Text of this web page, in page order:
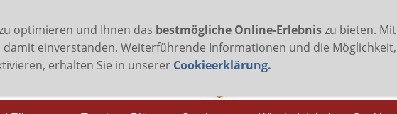
optimieren und Ihnen das bestmögliche Online-Erlebniszu bieten. Mit
einverstanden. Weiterführende Informationen und die Möglichkeit,
erhalten Sie in unserer Cookieerklärung.